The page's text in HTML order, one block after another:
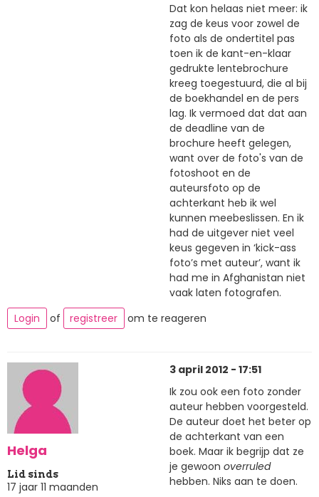
Dat kon helaas niet meer: ik
zag de keus voor zowel de
foto als de ondertitel pas
toen ik de kant-en-klaar
gedrukte lentebrochure
kreeg toegestuurd, die al bij
de boekhandel en de pers
lag. Ik vermoed dat dat aan
de deadline van de
brochure heeft gelegen,
want over de foto's van de
fotoshoot en de
auteursfoto op de
achterkant heb ik wel
kunnen meebeslissen. En ik
had de uitgever niet veel
keus gegeven in ‘kick-ass
foto’s met auteur’, want ik
had me in Afghanistan niet
vaak laten fotografen.
Login
of registreer om te reageren
Helga
Lid sinds
17 jaar 11 maanden
3 april 2012 - 17:51
Ik zou ook een foto zonder
auteur hebben voorgesteld.
De auteur doet het beter op
de achterkant van een
boek. Maar ik begrijp dat ze
je gewoon overruled
hebben. Niks aan te doen.